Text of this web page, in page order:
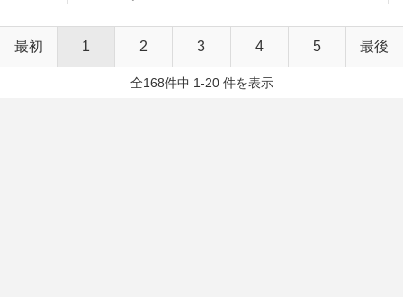
最初 1 2 3 4 5 最後
全168件中 1-20 件を表示